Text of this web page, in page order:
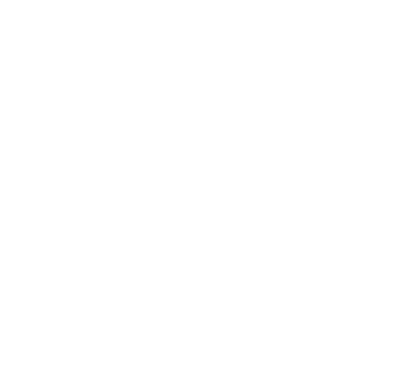
Trident/5.0)